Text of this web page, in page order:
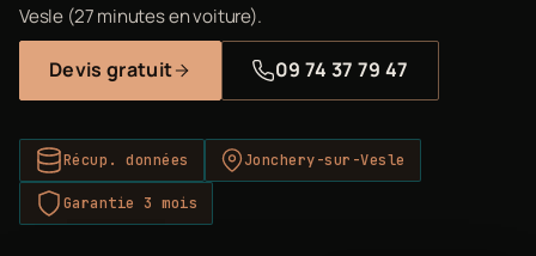
Vesle (27 minutes en voiture).
Devis gratuit 09 74 37 79 47
Récup. données Jonchery-sur-Vesle
Garantie 3 mois